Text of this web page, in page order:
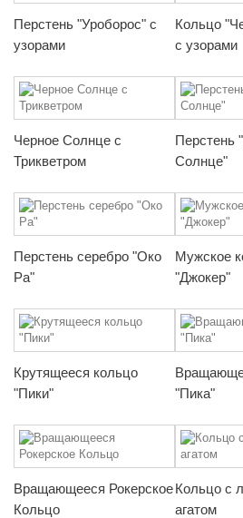
Перстень "Уроборос" с
узорами
Кольцо
с узорами
Черное Солнце с
Трикветром
Перстень
Солнце"
Перстень серебро "Око
Ра"
Мужское
"Джокер"
Крутящееся кольцо
"Пики"
"Пика"
Вращающееся Рокерское
Кольцо
Кольцо с
агатом